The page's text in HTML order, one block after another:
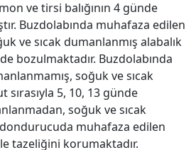
ve tirsi balığının 4 günde
Buzdolabında muhafaza edilen
ve sıcak dumanlanmış alabalık
bozulmaktadır. Buzdolabında
soğuk ve sıcak
sırasıyla 5, 10, 13 günde
soğuk ve sıcak
muhafaza edilen
tazeliğini korumaktadır.